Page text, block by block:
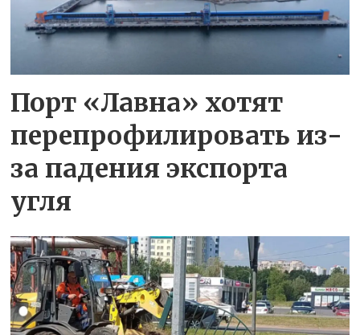
Порт «Лавна» хотят
перепрофилировать из-
за падения экспорта
угля